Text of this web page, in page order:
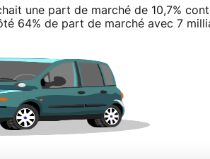
une part de marché de 10,7%
64% de part de marché avec 7